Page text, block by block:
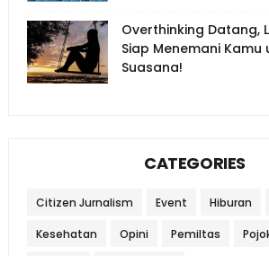
Overthinking Datang,
Siap Menemani
Suasana!
CATEGORIES
Citizen Jurnalism Event Hiburan
Kesehatan Opini Pemiltas